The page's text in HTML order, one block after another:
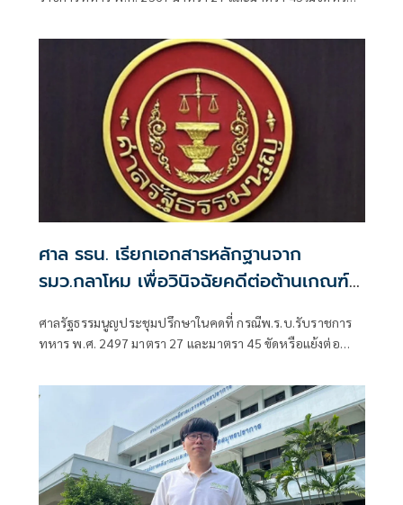
ศาล รธน. เรียกเอกสารหลักฐานจาก
รมว.กลาโหม เพื่อวินิจฉัยคดีต่อต้านเกณฑ์
ศาลรัฐธรรมนูญประชุมปรึกษาในคดที่ กรณีพ.ร.บ.รับราชการ
ทหาร พ.ศ. 2497 มาตรา 27 และมาตรา 45 ขัดหรือแย้งต่อ